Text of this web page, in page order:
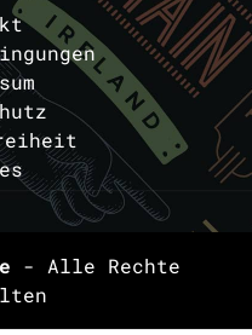
- Alle Rechte